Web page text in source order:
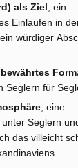
als Ziel , ein
Einlaufen in
würdiger
Seglern für
, eine
Seglern
das villeicht